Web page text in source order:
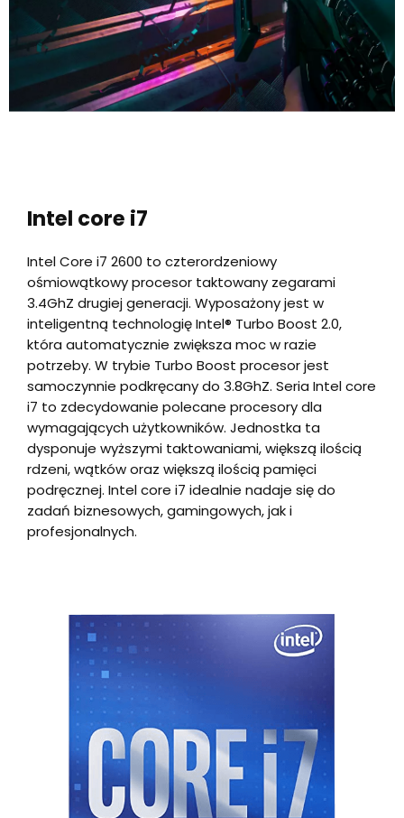
Intel core i7
Intel Core i7 2600 to czterordzeniowy
ośmiowątkowy procesor taktowany zegarami
3.4GhZ drugiej generacji. Wyposażony jest w
inteligentną technologię Intel® Turbo Boost 2.0,
która automatycznie zwiększa moc w razie
potrzeby. W trybie Turbo Boost procesor jest
samoczynnie podkręcany do 3.8GhZ. Seria Intel core
i7 to zdecydowanie polecane procesory dla
wymagających użytkowników. Jednostka ta
dysponuje wyższymi taktowaniami, większą ilością
rdzeni, wątków oraz większą ilością pamięci
podręcznej. Intel core i7 idealnie nadaje się do
zadań biznesowych, gamingowych, jak i
profesjonalnych.